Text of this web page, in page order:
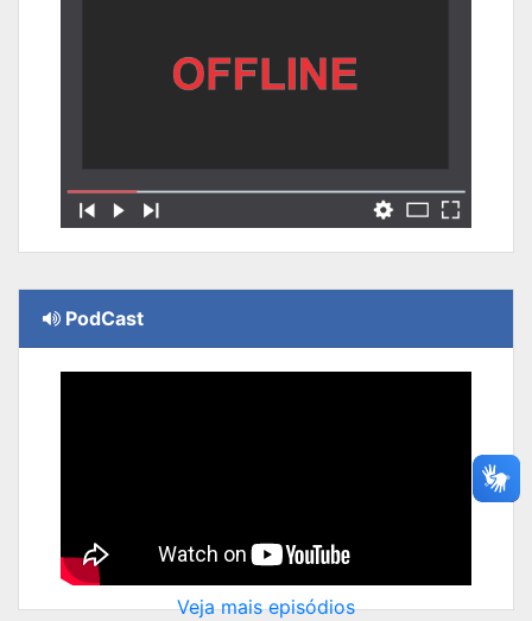
PodCast
Veja mais episódios